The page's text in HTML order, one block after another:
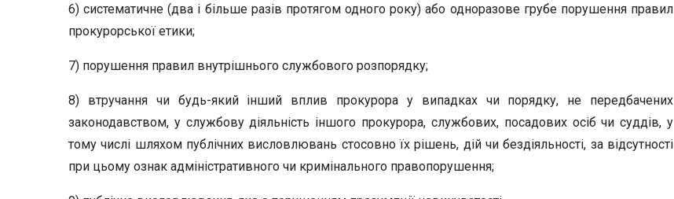
6) систематичне (два і більше разів протягом одного року) або одноразове грубе порушення правил
прокурорської етики;
7) порушення правил внутрішнього службового розпорядку;
8) втручання чи будь-який інший вплив прокурора у випадках чи порядку, не передбачених
законодавством, у службову діяльність іншого прокурора, службових, посадових осіб чи суддів, у
тому числі шляхом публічних висловлювань стосовно їх рішень, дій чи бездіяльності, за відсутності
при цьому ознак адміністративного чи кримінального правопорушення;